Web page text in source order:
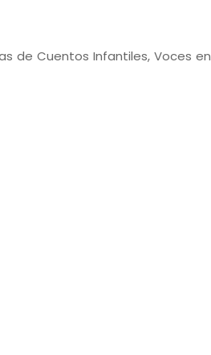
de Cuentos Infantiles, Voces en